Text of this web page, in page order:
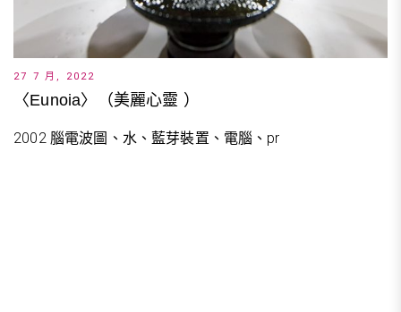
27 7 月, 2022
〈Eunoia〉（美麗心靈 ）
2002 腦電波圖、水、藍芽裝置、電腦、pr